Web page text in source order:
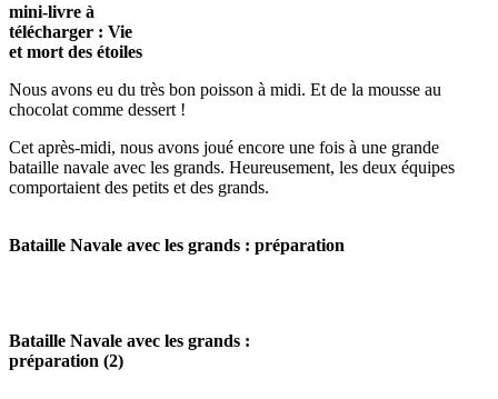
mini-livre à
télécharger : Vie
et mort des étoiles
Nous avons eu du très bon poisson à midi. Et de la mousse au
chocolat comme dessert !
Cet après-midi, nous avons joué encore une fois à une grande
bataille navale avec les grands. Heureusement, les deux équipes
comportaient des petits et des grands.
Bataille Navale avec les grands : préparation
Bataille Navale avec les grands :
préparation (2)